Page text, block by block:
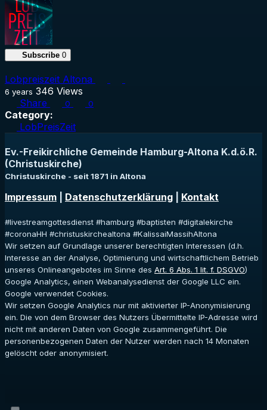
Subscribe 0
Lobpreiszeit Altona
6 years 346 Views
Share
0 0
Category:
LobPreisZeit
Ev.-Freikirchliche Gemeinde Hamburg-Altona K.d.ö.R.
(Christuskirche)
Christuskirche - seit 1871 in Altona
Impressum Datenschutzerklärung Kontakt
#livestreamgottesdienst #hamburg #baptisten #digitalekirche
#coronaHH #christuskirchealtona #KalissaiMassihAltona
Wir setzen auf Grundlage unserer berechtigten Interessen (d.h.
Interesse an der Analyse, Optimierung und wirtschaftlichem Betrieb
unseres Onlineangebotes im Sinne des Art. 6 Abs. 1 lit. f. DSGVO)
Google Analytics, einen Webanalysedienst der Google LLC ein.
Google verwendet Cookies.
Wir setzen Google Analytics nur mit aktivierter IP-Anonymisierung
ein. Die von dem Browser des Nutzers Übermittelte IP-Adresse wird
nicht mit anderen Daten von Google zusammengeführt. Die
personenbezogenen Daten der Nutzer werden nach 14 Monaten
gelöscht oder anonymisiert.